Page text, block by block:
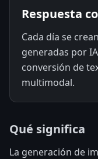
Respuesta
Cada día se
generadas por
conversión de
multimodal.
Qué significa
La generación de